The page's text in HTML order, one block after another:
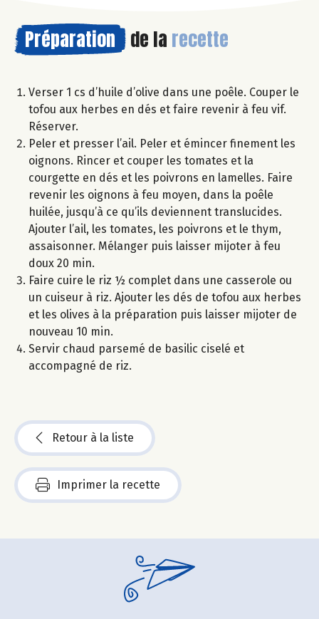
Préparation de la recette
Verser 1 cs d’huile d’olive dans une poêle. Couper le
tofou aux herbes en dés et faire revenir à feu vif.
Réserver.
Peler et presser l’ail. Peler et émincer finement les
oignons. Rincer et couper les tomates et la
courgette en dés et les poivrons en lamelles. Faire
revenir les oignons à feu moyen, dans la poêle
huilée, jusqu’à ce qu’ils deviennent translucides.
Ajouter l’ail, les tomates, les poivrons et le thym,
assaisonner. Mélanger puis laisser mijoter à feu
doux 20 min.
Faire cuire le riz ½ complet dans une casserole ou
un cuiseur à riz. Ajouter les dés de tofou aux herbes
et les olives à la préparation puis laisser mijoter de
nouveau 10 min.
Servir chaud parsemé de basilic ciselé et
accompagné de riz.
Retour à la liste
Imprimer la recette